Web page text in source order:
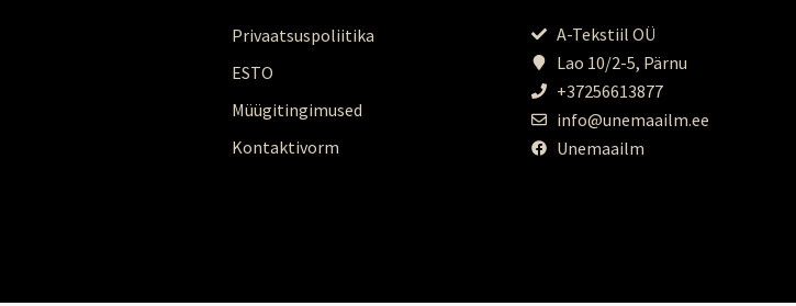
Privaatsuspoliitika
ESTO
Müügitingimused
Kontaktivorm
A-Tekstiil OÜ
Lao 10/2-5, Pärnu
+37256613877
info@unemaailm.ee
Unemaailm